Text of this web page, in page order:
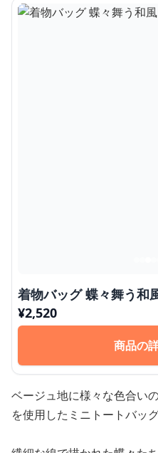
着物バッグ 蝶々舞う和
¥2,520
商品の
ベージュ地に様々な色合い
を使用したミニトートバッグ